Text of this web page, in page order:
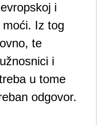
i
Iz tog
te
i
u tome
odgovor.